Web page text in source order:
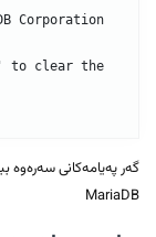
Corporation
to clear the
گەر پەیامەکانی سەرەوە
MariaDB